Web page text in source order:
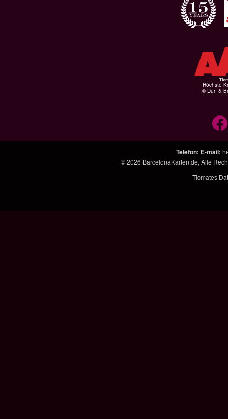
Höchste
© Dun &
Telefon: E-mail:
© 2026 BarcelonaKarten.de, Alle
Ticmates